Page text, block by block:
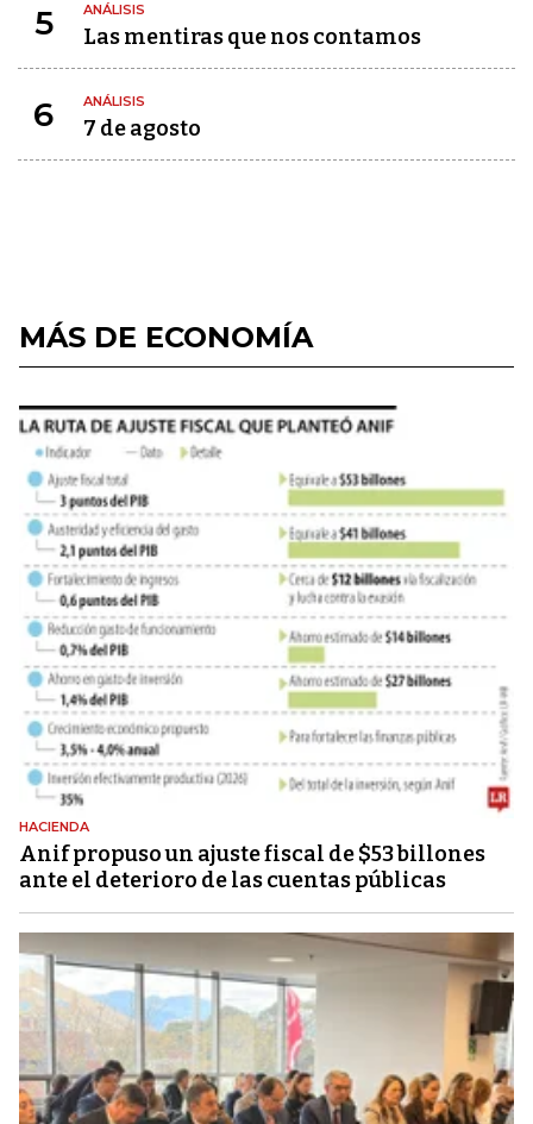
5 ANÁLISIS
Las mentiras que nos contamos
6 ANÁLISIS
7 de agosto
MÁS DE ECONOMÍA
HACIENDA
Anif propuso un ajuste fiscal de $53 billones
ante el deterioro de las cuentas públicas